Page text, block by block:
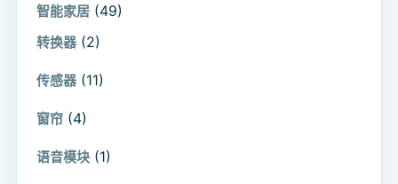
智能家居 (49)
转换器 (2)
传感器 (11)
窗帘 (4)
语音模块 (1)